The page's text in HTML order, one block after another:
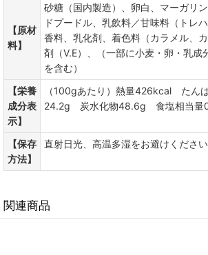
【原材
料】
砂糖（国内製造）、卵白、マーガリ
ドプードル、乳飲料／甘味料（トレ
香料、乳化剤、着色料（カラメル、
剤（V.E）、（一部に小麦・卵・乳成
を含む）
【栄養
成分表
示】
（100gあたり）熱量426kcal た
24.2g 炭水化物48.6g 食塩相当量
【保存
方法】
直射日光、高温多湿をお避けください
関連商品